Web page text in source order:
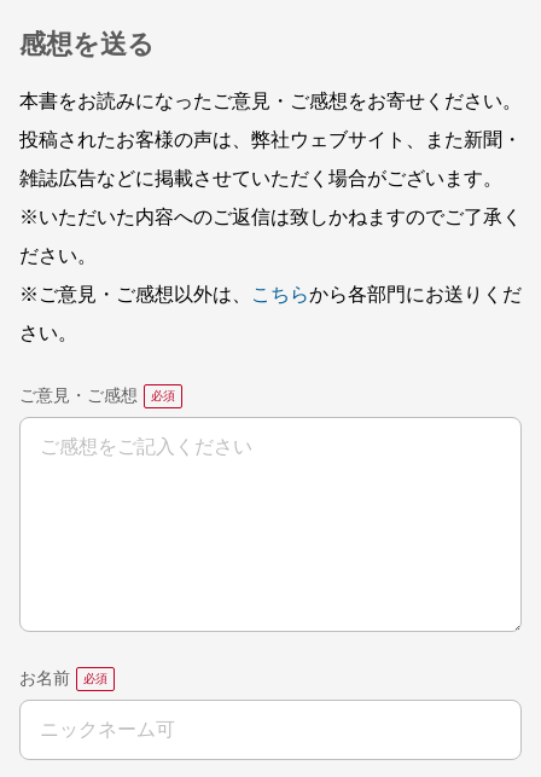
感想を送る
本書をお読みになったご意見・ご感想をお寄せください。
投稿されたお客様の声は、弊社ウェブサイト、また新聞・
雑誌広告などに掲載させていただく場合がございます。
※いただいた内容へのご返信は致しかねますのでご了承く
ださい。
※ご意見・ご感想以外は、
こちらから各部門にお送りくだ
さい。
ご意見・ご感想
お名前